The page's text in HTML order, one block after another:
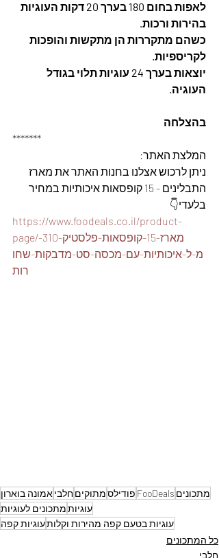
לאפות בחום 180 בערך 20 דקות העוגיות
בהירות ורכות.
כשהם מתקררות הן מתקשות והופכות
לקריספיות.
יוצאות בערך 24 עוגיות תלוי בגודל
העוגיה.
בהצלחה
*******
המלצת האתר:
ניתן לרכוש אצלנו בחנות האתר את מארז
התבלינים - 15 קופסאות איכותיות במחיר
בלעדי👇
https://www.foodeals.co.il/product-
page/מארז-15-קופסאות-פלסטיק-310-
מ-ל-איכותיות-עם-מכסה-סט-מדבקות-שחו
רות
מתכונים FooDeals פודילסמתוקיםחלביאמונה בוארון
עוגיותמתכונים לעוגיות
עוגיות בטעם קפה מהירות וקלותעוגיות קפה
כל המתכונים
חלבי